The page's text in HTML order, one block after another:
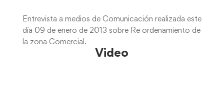
Entrevista a medios de Comunicación realizada este
día 09 de enero de 2013 sobre Re ordenamiento de
la zona Comercial.
Video